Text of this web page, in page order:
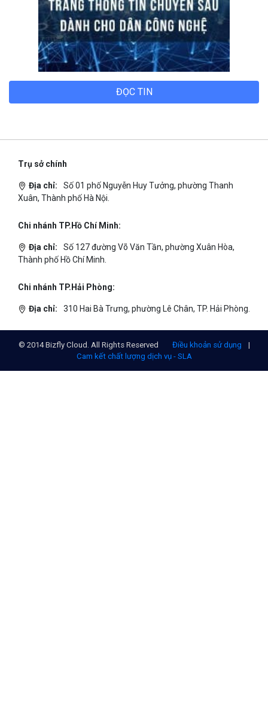
ĐỌC TIN
Trụ sở chính
Địa chỉ:
Số 01 phố Nguyễn Huy Tưởng, phường Thanh
Xuân, Thành phố Hà Nội.
Chi nhánh TP.Hồ Chí Minh:
Địa chỉ:
Số 127 đường Võ Văn Tần, phường Xuân Hòa,
Thành phố Hồ Chí Minh.
Chi nhánh TP.Hải Phòng:
Địa chỉ: 310 Hai Bà Trưng, phường Lê Chân, TP. Hải Phòng.
© 2014 Bizfly Cloud. All Rights Reserved Điều khoản sử dụng
|
Cam kết chất lượng dịch vụ - SLA